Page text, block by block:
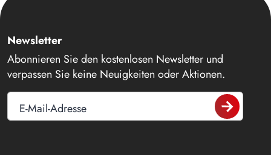
Newsletter
Abonnieren Sie den kostenlosen Newsletter und
verpassen Sie keine Neuigkeiten oder Aktionen.
E-Mail-Adresse